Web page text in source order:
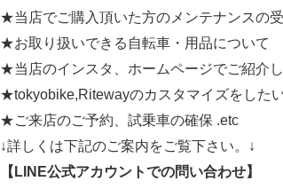
★当店でご購入頂いた方のメンテナンスの
★お取り扱いできる自転車・用品について
★当店のインスタ、ホームページでご紹介
★tokyobike,Ritewayのカスタマイズをした
★ご来店のご予約、試乗車の確保 .etc
↓詳しくは下記のご案内をご覧下さい。↓
【LINE公式アカウントでの問い合わせ】